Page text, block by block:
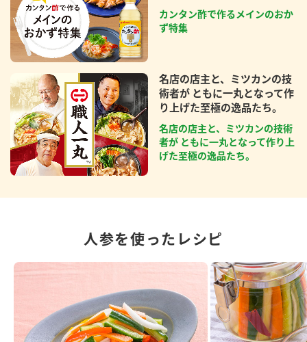
カンタン酢で作るメインのおか
ず特集
名店の店主と、ミツカンの技
術者が ともに一丸となって作
り上げた至極の逸品たち。
名店の店主と、ミツカンの技術
者が ともに一丸となって作り上
げた至極の逸品たち。
人参を使ったレシピ